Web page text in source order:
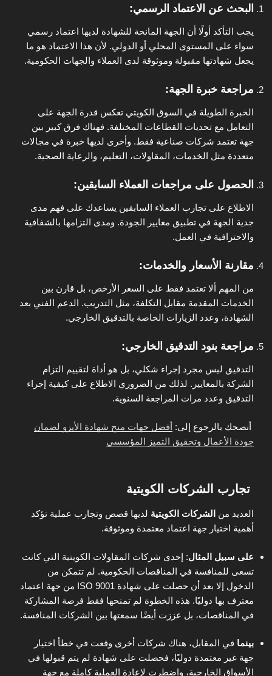
البحث عن الاعتماد الرسمي:
يجب التأكد أولًا أن الجهة المانحة للشهادة لديها اعتماد رسمي
سواء على المستوى المحلي أو الدولي. لأن هذا الاعتماد هو ما
يجعل شهادتها مقبولة وموثوقة لدى العملاء والجهات الحكومية.
مراجعة خبرة الجهة:
الخبرة الطويلة في السوق الكويتي تعكس قدرة الجهة على
التعامل مع تحديات القطاعات المختلفة. فهناك فرق كبير بين
جهة تعتمد شركات صناعية فقط. وأخرى لديها خبرة في مجالات
متعددة مثل الخدمات، المقاولات، التعليم، والرعاية الصحية.
الحصول على مراجعات العملاء السابقين:
الاطلاع على تجارب العملاء السابقين يساعدك على فهم مدى
جدية الجهة في تطبيق معايير الجودة. ومدى التزامها بالشفافية
والاحترافية في العمل.
مقارنة الأسعار والخدمات:
من المهم ألا تعتمد فقط على السعر الأرخص، بل قارن بين
الخدمات المقدمة مقابل التكلفة، مثل التدريب. الدعم الفني بعد
الشهادة، وعدد الزيارات الخاصة بالتدقيق الخارجي.
مراجعة بنود التدقيق الخارجي:
التدقيق ليس مجرد إجراء شكلي، بل هو أداة لتقييم التزام
الشركة بالمعايير. لذلك من الضروري الاطلاع على كيفية إجراء
التدقيق وعدد مرات المراجعة السنوية.
أنصحك بالرجوع إلى: أفضل جهات منح شهادة الأيزو لضمان
جودة الأعمال وتحقيق التميز المؤسسي
تجارب الشركات الكويتية
العديد من الشركات الكويتية لديها قصص وتجارب عملية تؤكد
أهمية اختيار جهة اعتماد معتمدة وموثوقة.
على سبيل المثال: إحدى شركات المقاولات الكويتية التي كانت
تسعى للمنافسة في المناقصات الحكومية. لم تتمكن من
الدخول إلا بعد أن حصلت على شهادة ISO 9001 من جهة اعتماد
معترف بها دوليًا. هذه الخطوة لم تمنحها فقط فرصة المشاركة
في المناقصات، بل عززت أيضًا سمعتها بين الشركات المنافسة.
بينما في المقابل، هناك شركات أخرى وقعت في خطأ اختيار
جهة غير معتمدة دوليًا، فحصلت على شهادة لم يتم قبولها في
الأسواق الخارجية، واضطرت لإعادة العملية كاملة مع جهة